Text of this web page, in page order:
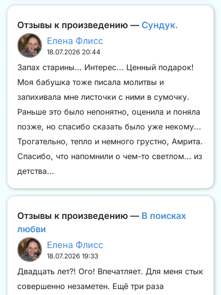
Отзывы к произведению — Сундук.
Елена Флисс
18.07.2026 20:44
Запах старины... Интерес... Ценный подарок!
Моя бабушка тоже писала молитвы и
запихивала мне листочки с ними в сумочку.
Раньше это было непонятно, оценила и поняла
позже, но спасибо сказать было уже некому...
Трогательно, тепло и немного грустно, Амрита.
Спасибо, что напомнили о чем-то светлом... из
детства...
Отзывы к произведению — В поисках
любви
Елена Флисс
18.07.2026 19:33
Двадцать лет?! Ого! Впечатляет. Для меня стык
совершенно незаметен. Ещё три раза